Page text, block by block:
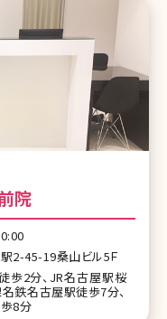
院
2-45-19桑山ビル5Ｆ
歩2分、JR名古屋駅桜
鉄名古屋駅徒歩7分、
8分